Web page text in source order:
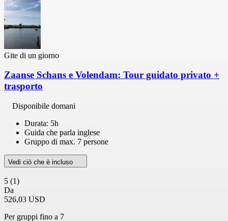
Gite di un giorno
Zaanse Schans e Volendam: Tour guidato privato +
trasporto
Disponibile domani
Durata: 5h
Guida che parla inglese
Gruppo di max. 7 persone
Vedi ciò che è incluso
5 (1)
Da
526,03 USD
Per gruppi fino a 7